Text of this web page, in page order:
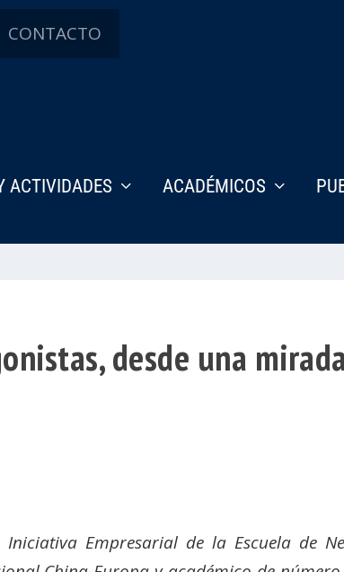
CONTACTO
ACTIVIDADES ACADÉMICOS
desde una
Empresarial de la Escuela de